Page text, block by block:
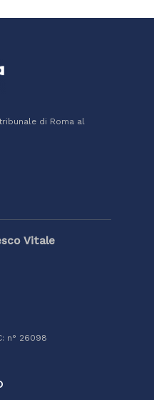
di Roma al
Vitale
n° 26098